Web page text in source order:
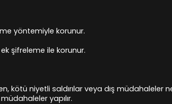
yöntemiyle korunur.
şifreleme ile korunur.
niyetli saldırılar veya dış müdahaleler
yapılır.